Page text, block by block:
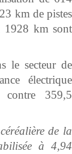
km de pistes
1928 km sont
le secteur de
électrique
359,5
de la
à 4,94